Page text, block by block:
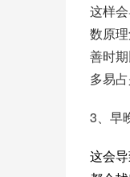
这样
数原
善时
多易
3、早
这会